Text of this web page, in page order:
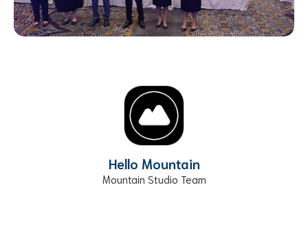
Hello Mountain
Mountain Studio Team